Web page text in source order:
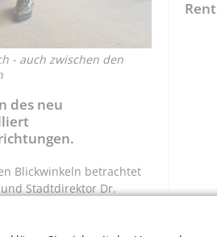
- auch zwischen den
des neu
Blickwinkeln betrachtet
Stadtdirektor Dr.
digitalen
unterstützen soll.